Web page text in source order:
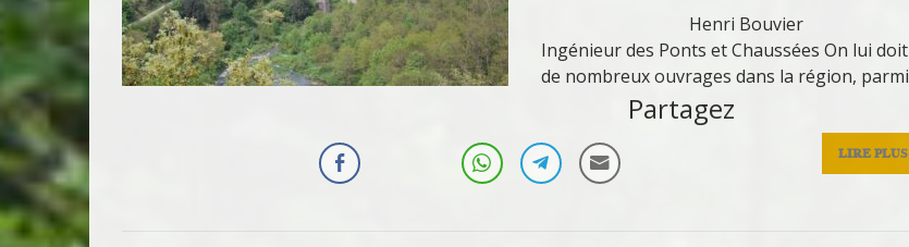
Henri Bouvier
Ingénieur des Ponts et Chaussées On lui doit
de nombreux ouvrages dans la région, parmi
LIRE PLUS
Partagez